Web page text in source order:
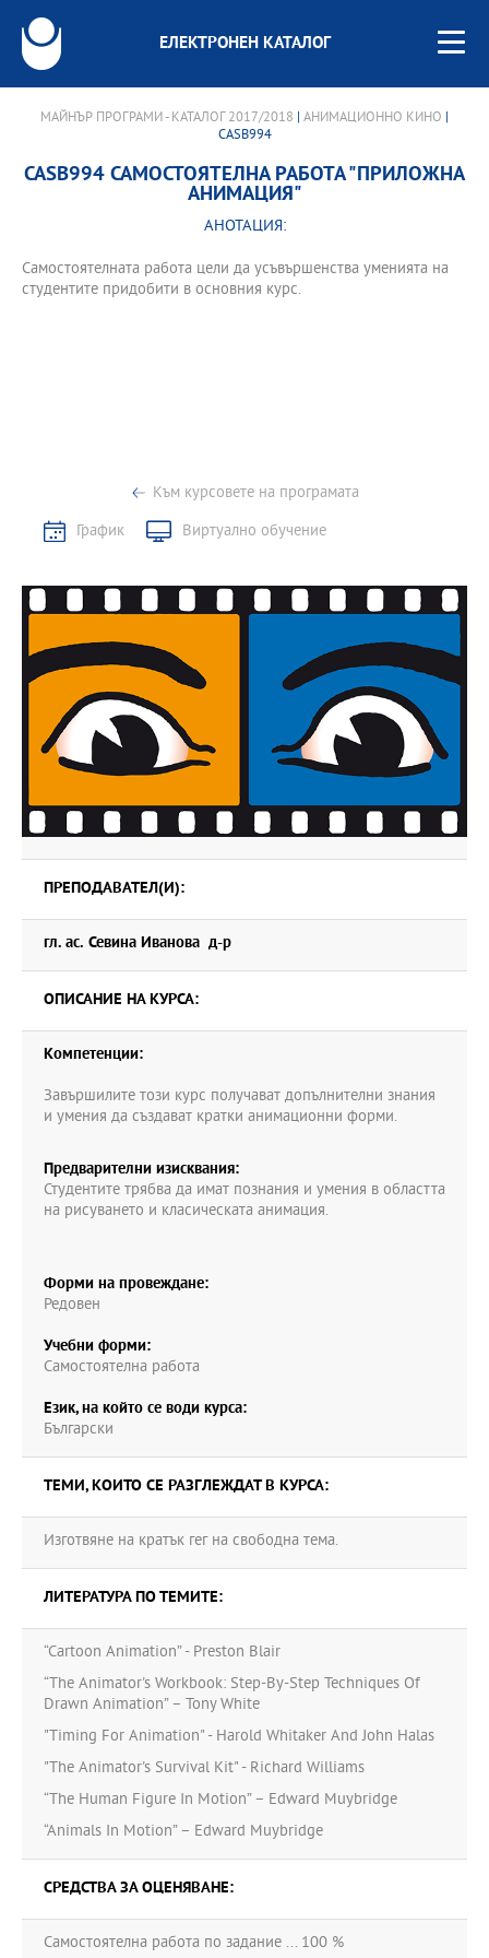
ЕЛЕКТРОНЕН КАТАЛОГ
МАЙНЪР ПРОГРАМИ - КАТАЛОГ 2017/2018 АНИМАЦИОННО КИНО
CASB994
CASB994 САМОСТОЯТЕЛНА РАБОТА "ПРИЛОЖНА
АНИМАЦИЯ"
АНОТАЦИЯ:
Самостоятелната работа цели да усъвършенства уменията на
студентите придобити в основния курс.
Към курсовете на програмата
График
Виртуално обучение
ПРЕПОДАВАТЕЛ(И):
гл. ас. Севина Иванова д-р
ОПИСАНИЕ НА КУРСА:
Компетенции:
Завършилите този курс получават допълнителни знания
и умения да създават кратки анимационни форми.
Предварителни изисквания:
Студентите трябва да имат познания и умения в областта
на рисуването и класическата анимация.
Форми на провеждане:
Редовен
Учебни форми:
Самостоятелна работа
Език, на който се води курса:
Български
ТЕМИ, КОИТО СЕ РАЗГЛЕЖДАТ В КУРСА:
Изготвяне на кратък гег на свободна тема.
ЛИТЕРАТУРА ПО ТЕМИТЕ:
“Cartoon Animation” - Preston Blair
“The Animator's Workbook: Step-By-Step Techniques Of
Drawn Animation” – Tony White
"Timing For Animation" - Harold Whitaker And John Halas
"The Animator's Survival Kit" - Richard Williams
“The Human Figure In Motion” – Edward Muybridge
“Animals In Motion” – Edward Muybridge
СРЕДСТВА ЗА ОЦЕНЯВАНЕ:
Самостоятелна работа по задание ... 100 %